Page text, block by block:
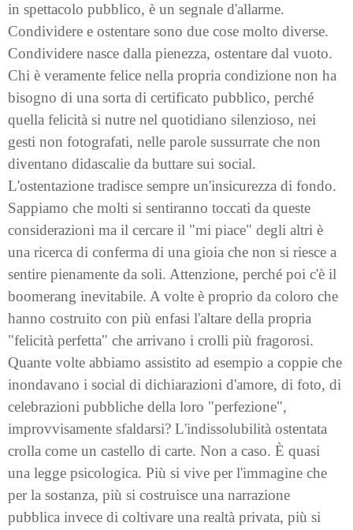
in spettacolo pubblico, è un segnale d'allarme.
Condividere e ostentare sono due cose molto diverse.
Condividere nasce dalla pienezza, ostentare dal vuoto.
Chi è veramente felice nella propria condizione non ha
bisogno di una sorta di certificato pubblico, perché
quella felicità si nutre nel quotidiano silenzioso, nei
gesti non fotografati, nelle parole sussurrate che non
diventano didascalie da buttare sui social.
L'ostentazione tradisce sempre un'insicurezza di fondo.
Sappiamo che molti si sentiranno toccati da queste
considerazioni ma il cercare il "mi piace" degli altri è
una ricerca di conferma di una gioia che non si riesce a
sentire pienamente da soli. Attenzione, perché poi c'è il
boomerang inevitabile. A volte è proprio da coloro che
hanno costruito con più enfasi l'altare della propria
"felicità perfetta" che arrivano i crolli più fragorosi.
Quante volte abbiamo assistito ad esempio a coppie che
inondavano i social di dichiarazioni d'amore, di foto, di
celebrazioni pubbliche della loro "perfezione",
improvvisamente sfaldarsi? L'indissolubilità ostentata
crolla come un castello di carte. Non a caso. È quasi
una legge psicologica. Più si vive per l'immagine che
per la sostanza, più si costruisce una narrazione
pubblica invece di coltivare una realtà privata, più si